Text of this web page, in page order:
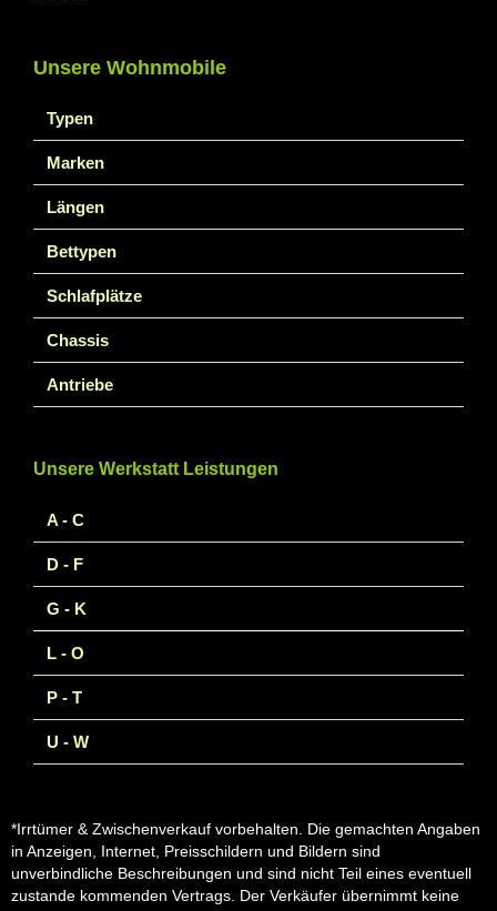
Unsere Wohnmobile
Typen
Marken
Längen
Bettypen
Schlafplätze
Chassis
Antriebe
Unsere Werkstatt Leistungen
A - C
D - F
G - K
L - O
P - T
U - W
*Irrtümer & Zwischenverkauf vorbehalten. Die gemachten Angaben
in Anzeigen, Internet, Preisschildern und Bildern sind
unverbindliche Beschreibungen und sind nicht Teil eines eventuell
zustande kommenden Vertrags. Der Verkäufer übernimmt keine